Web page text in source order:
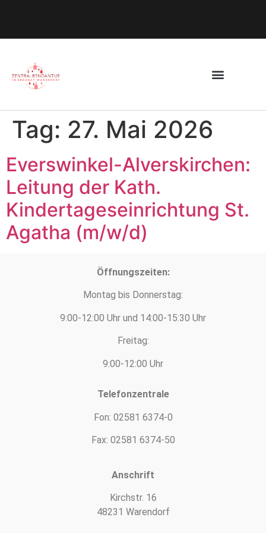
Tag: 27. Mai 2026
Everswinkel-Alverskirchen:
Leitung der Kath.
Kindertageseinrichtung St.
Agatha (m/w/d)
Öffnungszeiten:
Montag bis Donnerstag:
9:00-12:00 Uhr und 14:00-15:30 Uhr
Freitag:
9:00-12:00 Uhr
Telefonzentrale
Fon: 02581 6374-0
Fax: 02581 6374-50
Anschrift
Kirchstr. 16
48231 Warendorf